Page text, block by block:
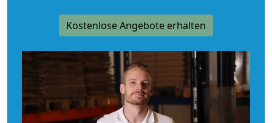
Kostenlose Angebote erhalten